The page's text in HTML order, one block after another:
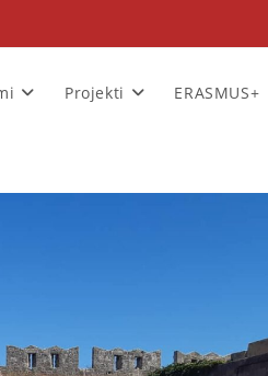
Projekti ERASMUS+